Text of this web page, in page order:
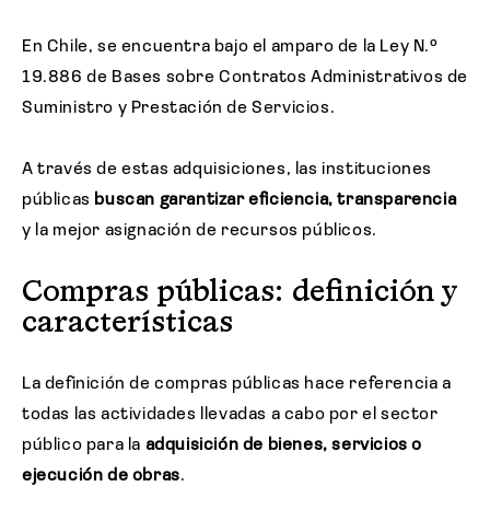
En Chile, se encuentra bajo el amparo de la Ley N.º
19.886 de Bases sobre Contratos Administrativos de
Suministro y Prestación de Servicios.
A través de estas adquisiciones, las instituciones
públicas buscan garantizar eficiencia, transparencia
y la mejor asignación de recursos públicos.
Compras públicas: definición y
características
La definición de compras públicas hace referencia a
todas las actividades llevadas a cabo por el sector
público para la adquisición de bienes, servicios o
ejecución de obras.